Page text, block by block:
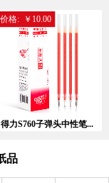
得力S760子弹头中性笔...
价格: ￥10.00
品